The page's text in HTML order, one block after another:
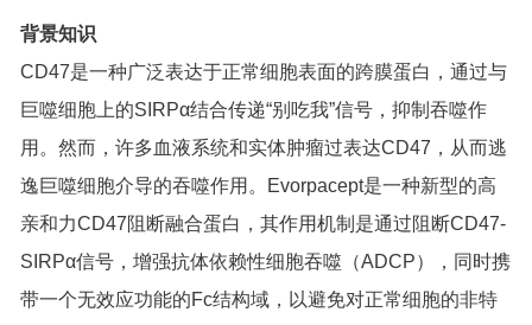
背景知识
CD47是一种广泛表达于正常细胞表面的跨膜蛋白，通过与
巨噬细胞上的SIRPα结合传递“别吃我”信号，抑制吞噬作
用。然而，许多血液系统和实体肿瘤过表达CD47，从而逃
逸巨噬细胞介导的吞噬作用。Evorpacept是一种新型的高
亲和力CD47阻断融合蛋白，其作用机制是通过阻断CD47-
SIRPα信号，增强抗体依赖性细胞吞噬（ADCP），同时携
带一个无效应功能的Fc结构域，以避免对正常细胞的非特